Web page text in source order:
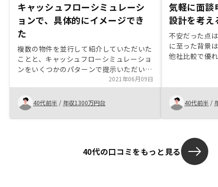
キャッシュフローシミュレーシ
ョンで、具体的にイメージでき
た
複数の物件を並行して紹介していただいた
ことと、キャッシュフローシミュレーショ
ンをいくつかのパターンで提示いただいた
ことで、具体的にイメージできた。2021年06月09日
40代前半 / 年収1300万円台
気軽に面談
設計を考え
不安だった点
に至った背景
他社比較で優
ただき真摯に
けるのをもっ
の信頼が増し
40代前半 /
40代の口コミをもっと見る